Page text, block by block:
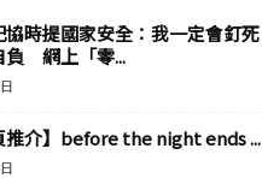
時提國家安全：我一定會釘死
負 網上「零...
推介】before the night ends ...